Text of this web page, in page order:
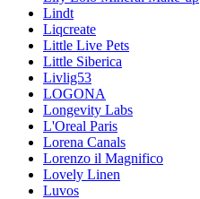
Lindt
Liqcreate
Little Live Pets
Little Siberica
Livlig53
LOGONA
Longevity Labs
L'Oreal Paris
Lorena Canals
Lorenzo il Magnifico
Lovely Linen
Luvos